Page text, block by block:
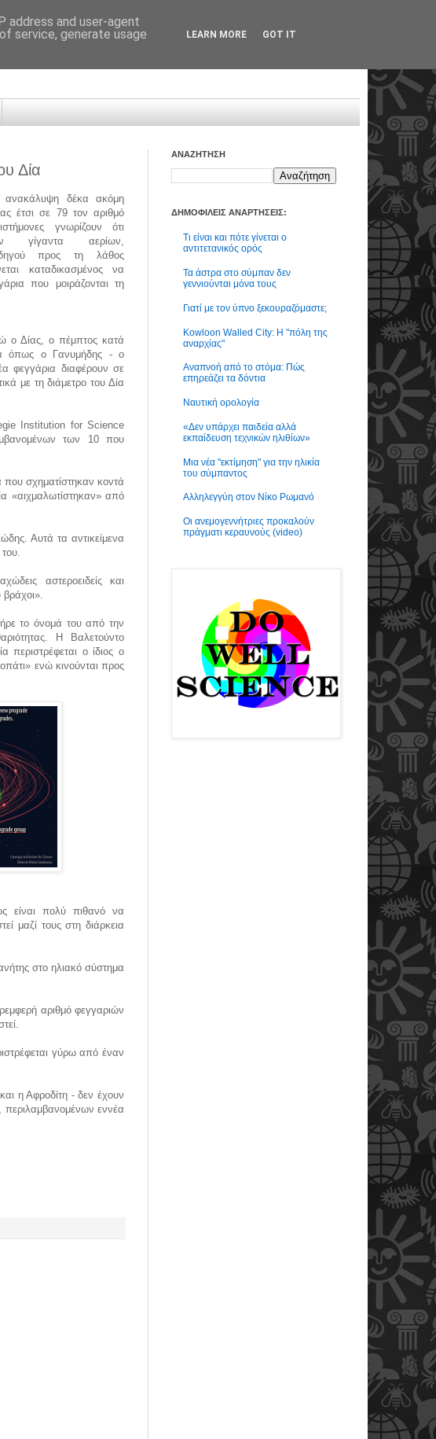
Δία
ανακάλυψη δέκα ακόμη
έτσι σε 79 τον αριθμό
γνωρίζουν ότι
γίγαντα αερίων,
προς τη λάθος
καταδικασμένος να
που μοιράζονται τη
ο Δίας, ο πέμπτος κατά
όπως ο Γανυμήδης - ο
φεγγάρια διαφέρουν σε
με τη διάμετρο του Δία
Institution for Science
των 10 που
σχηματίστηκαν κοντά
«αιχμαλωτίστηκαν» από
Αυτά τα αντικείμενα
αστεροειδείς και
το όνομά του από την
Η Βαλετούντο
περιστρέφεται ο ίδιος ο
ενώ κινούνται προς
είναι πολύ πιθανό να
μαζί τους στη διάρκεια
στο ηλιακό σύστημα
αριθμό φεγγαριών
γύρω από έναν
η Αφροδίτη - δεν έχουν
εννέα
ΑΝΑΖΗΤΗΣΗ
ΔΗΜΟΦΙΛΕΙΣ ΑΝΑΡΤΗΣΕΙΣ:
Τι είναι και πότε γίνεται ο
αντιτετανικός ορός
Τα άστρα στο σύμπαν δεν
γεννιούνται μόνα τους
Γιατί με τον ύπνο ξεκουραζόμαστε;
Kowloon Walled City: Η "πόλη της
αναρχίας"
Αναπνοή από το στόμα: Πώς
επηρεάζει τα δόντια
Ναυτική ορολογία
«Δεν υπάρχει παιδεία αλλά
εκπαίδευση τεχνικών ηλιθίων»
Μια νέα "εκτίμηση" για την ηλικία
του σύμπαντος
Αλληλεγγύη στον Νίκο Ρωμανό
Οι ανεμογεννήτριες προκαλούν
πράγματι κεραυνούς (video)
address and user-agent
service, generate usage
LEARN MORE GOT IT